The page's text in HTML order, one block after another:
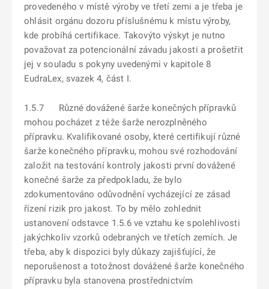
provedeného v místě výroby ve třetí zemi a je třeba je
ohlásit orgánu dozoru příslušnému k místu výroby,
kde probíhá certifikace. Takovýto výskyt je nutno
považovat za potencionální závadu jakosti a prošetřit
jej v souladu s pokyny uvedenými v kapitole 8
EudraLex, svazek 4, část I.
1.5.7 Různé dovážené šarže konečných přípravků
mohou pocházet z téže šarže nerozplněného
přípravku. Kvalifikované osoby, které certifikují různé
šarže konečného přípravku, mohou své rozhodování
založit na testování kontroly jakosti první dovážené
konečné šarže za předpokladu, že bylo
zdokumentováno odůvodnění vycházející ze zásad
řízení rizik pro jakost. To by mělo zohlednit
ustanovení odstavce 1.5.6 ve vztahu ke spolehlivosti
jakýchkoliv vzorků odebraných ve třetích zemích. Je
třeba, aby k dispozici byly důkazy zajišťující, že
neporušenost a totožnost dovážené šarže konečného
přípravku byla stanovena prostřednictvím